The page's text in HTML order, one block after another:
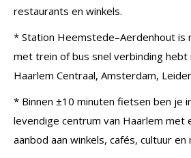
restaurants en winkels.
* Station Heemstede–Aerdenhout is
met trein of bus snel verbinding
Haarlem Centraal, Amsterdam,
* Binnen ±10 minuten fietsen ben je
levendige centrum van Haarlem met
aanbod aan winkels, cafés, cultuur en